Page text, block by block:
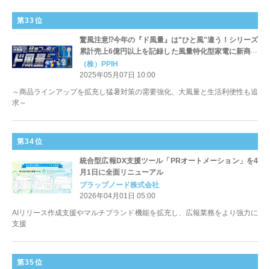
第33位
驚風注意⁉今年の『ド風量』は"ひと風"違う！シリーズ
累計売上6億円以上を記録した風量特化型家電に新商品
登場
（株）PPIH
2025年05月07日 10:00
～商品ラインアップを拡充し猛暑対策の需要強化、大風量と生活利便性も追
求～
第34位
統合型広報DX支援ツール「PRオートメーション」を4
月1日に全面リニューアル
プラップノード株式会社
2026年04月01日 05:00
AIリリース作成支援やマルチブランド機能を拡充し、広報業務をより強力に
支援
第35位